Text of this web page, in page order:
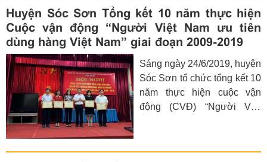
Việt Nam”.
Huyện Sóc Sơn Tổng kết 10 năm thực hiện
Cuộc vận động “Người Việt Nam ưu tiên
dùng hàng Việt Nam” giai đoạn 2009-2019
Sáng ngày 24/6/2019, huyện
Sóc Sơn tổ chức tổng kết 10
năm thực hiện cuộc vận
động (CVĐ) “Người Việt